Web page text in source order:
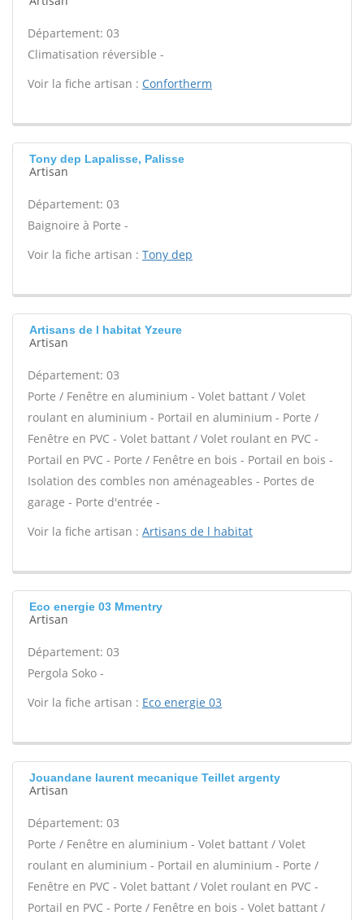
Département: 03
Climatisation réversible -
Voir la fiche artisan : Confortherm
Tony dep Lapalisse, Palisse
Artisan
Département: 03
Baignoire à Porte -
Voir la fiche artisan : Tony dep
Artisans de l habitat Yzeure
Artisan
Département: 03
Porte / Fenêtre en aluminium - Volet battant / Volet
roulant en aluminium - Portail en aluminium - Porte /
Fenêtre en PVC - Volet battant / Volet roulant en PVC -
Portail en PVC - Porte / Fenêtre en bois - Portail en bois -
Isolation des combles non aménageables - Portes de
garage - Porte d'entrée -
Voir la fiche artisan : Artisans de l habitat
Eco energie 03 Mmentry
Artisan
Département: 03
Pergola Soko -
Voir la fiche artisan : Eco energie 03
Jouandane laurent mecanique Teillet argenty
Artisan
Département: 03
Porte / Fenêtre en aluminium - Volet battant / Volet
roulant en aluminium - Portail en aluminium - Porte /
Fenêtre en PVC - Volet battant / Volet roulant en PVC -
Portail en PVC - Porte / Fenêtre en bois - Volet battant /